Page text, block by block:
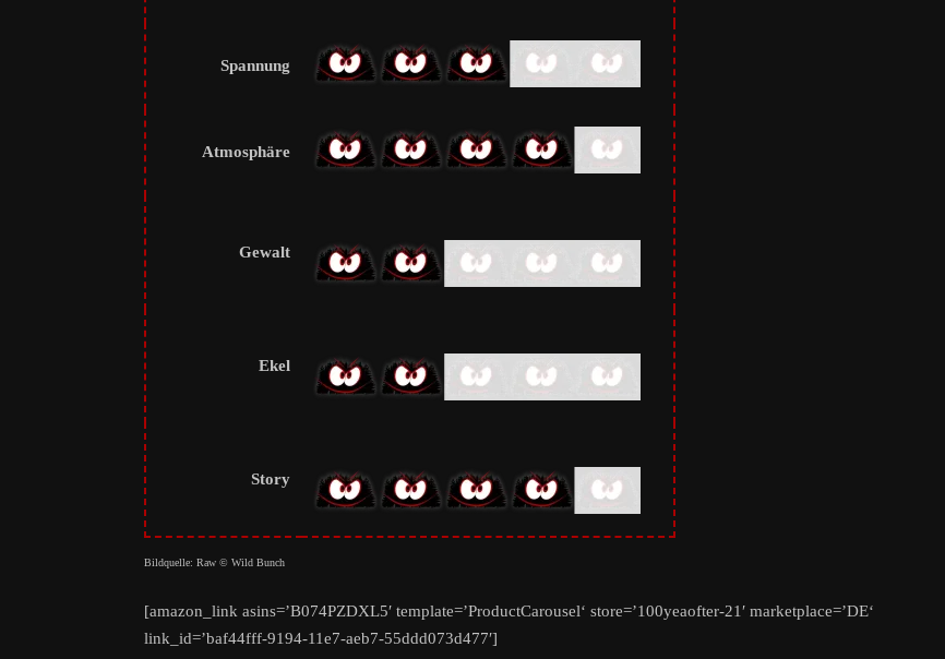
Spannung
Atmosphäre
Gewalt
Ekel
Story
Bildquelle: Raw © Wild Bunch
[amazon_link asins=’B074PZDXL5′ template=’ProductCarousel‘ store=’100yeaofter-21′ marketplace=’DE‘
link_id=’baf44fff-9194-11e7-aeb7-55ddd073d477′]